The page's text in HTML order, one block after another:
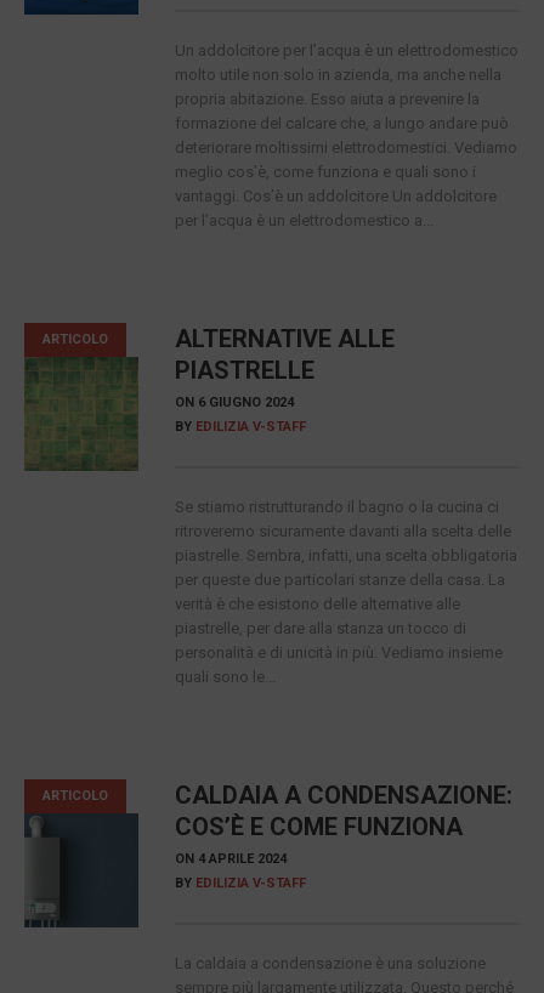
Un addolcitore per l’acqua è un elettrodomestico
molto utile non solo in azienda, ma anche nella
propria abitazione. Esso aiuta a prevenire la
formazione del calcare che, a lungo andare può
deteriorare moltissimi elettrodomestici. Vediamo
meglio cos’è, come funziona e quali sono i
vantaggi. Cos’è un addolcitore Un addolcitore
per l’acqua è un elettrodomestico a...
ARTICOLO
ALTERNATIVE ALLE
PIASTRELLE
ON 6 GIUGNO 2024
BY EDILIZIA V-STAFF
Se stiamo ristrutturando il bagno o la cucina ci
ritroveremo sicuramente davanti alla scelta delle
piastrelle. Sembra, infatti, una scelta obbligatoria
per queste due particolari stanze della casa. La
verità è che esistono delle alternative alle
piastrelle, per dare alla stanza un tocco di
personalità e di unicità in più. Vediamo insieme
quali sono le...
ARTICOLO
CALDAIA A CONDENSAZIONE:
COS’È E COME FUNZIONA
ON 4 APRILE 2024
BY EDILIZIA V-STAFF
La caldaia a condensazione è una soluzione
sempre più largamente utilizzata. Questo perché